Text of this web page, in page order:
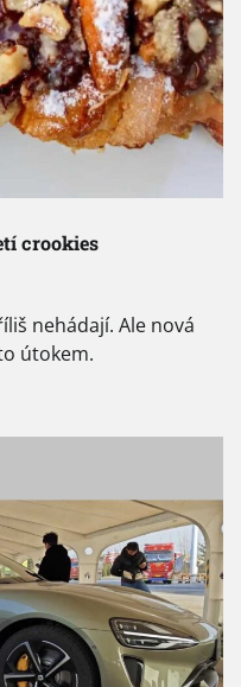
crookies
nehádají. Ale nová
útokem.